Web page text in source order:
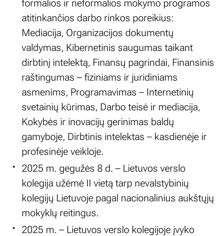
formalios ir neformalios mokymo programos
atitinkančios darbo rinkos poreikius:
Mediacija, Organizacijos dokumentų
valdymas, Kibernetinis saugumas taikant
dirbtinį intelektą, Finansų pagrindai, Finansinis
raštingumas – fiziniams ir juridiniams
asmenims, Programavimas – Internetinių
svetainių kūrimas, Darbo teisė ir mediacija,
Kokybės ir inovacijų gerinimas baldų
gamyboje, Dirbtinis intelektas – kasdienėje ir
profesinėje veikloje.
2025 m. gegužės 8 d. – Lietuvos verslo
kolegija užėmė II vietą tarp nevalstybinių
kolegijų Lietuvoje pagal nacionalinius aukštųjų
mokyklų reitingus.
2025 m. – Lietuvos verslo kolegijoje įvyko